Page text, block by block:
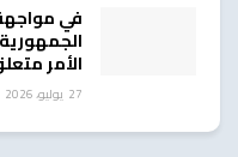
في
الأمر
27 يوليو، 2026